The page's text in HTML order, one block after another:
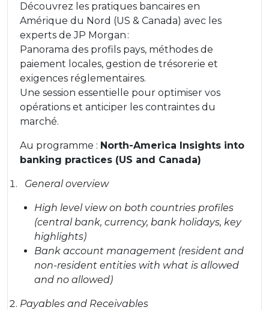
Découvrez les pratiques bancaires en
Amérique du Nord (US & Canada) avec les
experts de JP Morgan :
Panorama des profils pays, méthodes de
paiement locales, gestion de trésorerie et
exigences réglementaires.
Une session essentielle pour optimiser vos
opérations et anticiper les contraintes du
marché.
Au programme : North-America Insights into
banking practices (US and Canada)
General overview
High level view on both countries profiles
(central bank, currency, bank holidays, key
highlights)
Bank account management (resident and
non-resident entities with what is allowed
and no allowed)
Payables and Receivables